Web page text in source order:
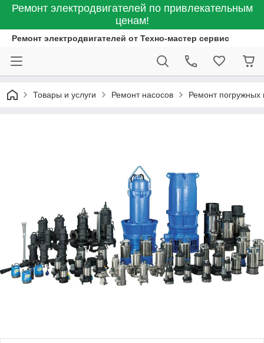
Ремонт электродвигателей по привлекательным
ценам!
Ремонт электродвигателей от Техно-мастер сервис
Товары и услуги Ремонт насосов Ремонт погружных